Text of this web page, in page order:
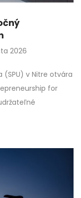
2026
(SPU) v Nitre otvára
for